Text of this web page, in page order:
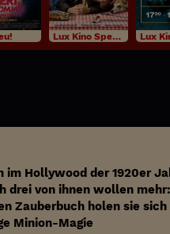
Lux Kino Specials
Hollywood der 1920er
von ihnen wollen
Zauberbuch holen sie
Minion-Magie